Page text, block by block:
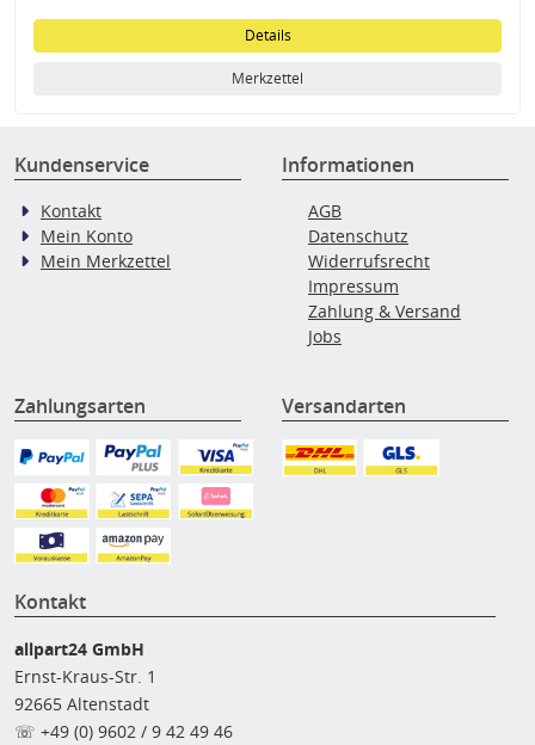
Details
Merkzettel
Kundenservice
Kontakt
Mein Konto
Mein Merkzettel
Informationen
AGB
Datenschutz
Widerrufsrecht
Impressum
Zahlung & Versand
Jobs
Zahlungsarten Versandarten
Kontakt
allpart24 GmbH
Ernst-Kraus-Str. 1
92665 Altenstadt
☏ +49 (0) 9602 / 9 42 49 46